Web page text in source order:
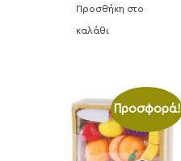
Προσθήκη στο
καλάθι
Προσφορά!